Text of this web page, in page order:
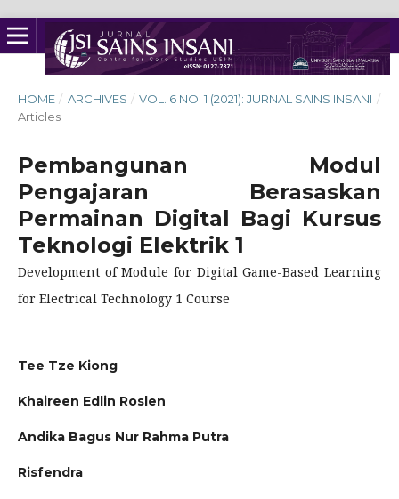
HOME / ARCHIVES / VOL. 6 NO. 1 (2021): JURNAL SAINS INSANI /
Articles
Pembangunan Modul
Pengajaran Berasaskan
Permainan Digital Bagi Kursus
Teknologi Elektrik 1
Development of Module for Digital Game-Based Learning
for Electrical Technology 1 Course
Tee Tze Kiong
Khaireen Edlin Roslen
Andika Bagus Nur Rahma Putra
Risfendra